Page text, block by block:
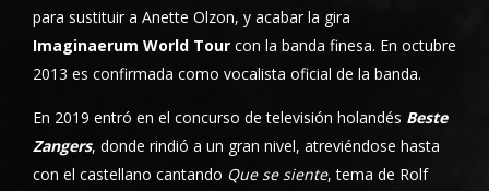
para sustituir a Anette Olzon, y acabar la gira
Imaginaerum World Tour con la banda finesa. En octubre
2013 es confirmada como vocalista oficial de la banda.
En 2019 entró en el concurso de televisión holandés Beste
Zangers, donde rindió a un gran nivel, atreviéndose hasta
con el castellano cantando Que se siente, tema de Rolf